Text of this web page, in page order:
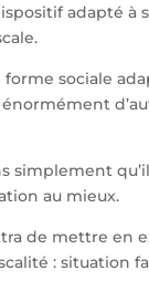
adapté à
forme sociale
simplement
au mieux.
de mettre en
: situation